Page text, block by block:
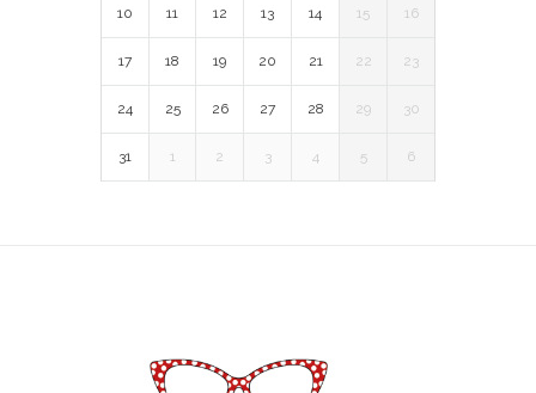
10 11 12 13 14 15 16
17 18 19 20 21 22 23
24 25 26 27 28 29 30
31 1 2 3 4 5 6